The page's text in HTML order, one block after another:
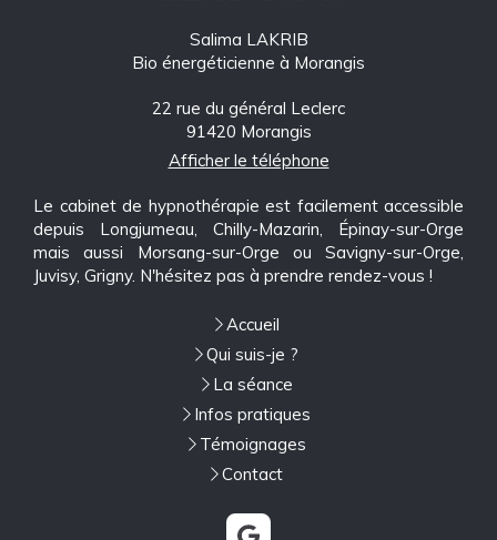
Salima LAKRIB
Bio énergéticienne à Morangis
22 rue du général Leclerc
91420 Morangis
Afficher le téléphone
Le cabinet de hypnothérapie est facilement accessible
depuis Longjumeau, Chilly-Mazarin, Épinay-sur-Orge
mais aussi Morsang-sur-Orge ou Savigny-sur-Orge,
Juvisy, Grigny. N'hésitez pas à prendre rendez-vous !
Accueil
Qui suis-je ?
La séance
Infos pratiques
Témoignages
Contact